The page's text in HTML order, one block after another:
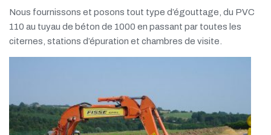
LEARN MORE
Nous fournissons et posons tout type d’égouttage, du PVC
110 au tuyau de béton de 1000 en passant par toutes les
citernes, stations d’épuration et chambres de visite.